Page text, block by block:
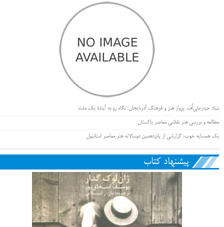
بنیاد حیدرعلی‌اُف، پرواز هنر و فرهنگ آذربایجان؛ نگاه رو به آیندۀ یک ملت
مطالعه و بررسی هنر نقاشی معاصر پاکستان
یک همسایه خوب، گزارشی از پانزدهمین دوسالانه هنر معاصر استانبول
پیشنهاد کتاب